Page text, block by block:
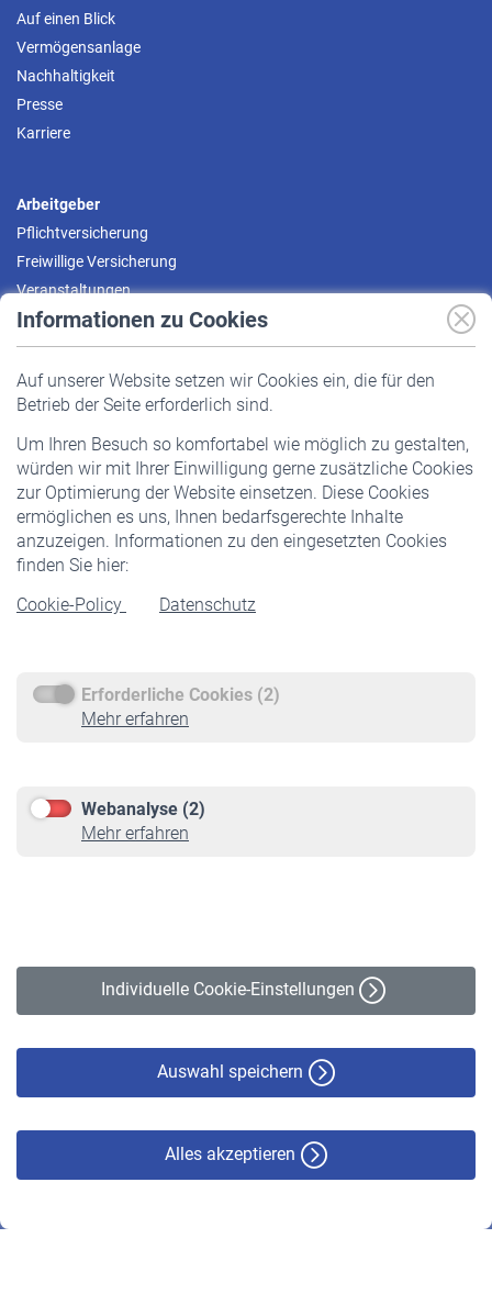
Informationen zu Cookies
Auf unserer Website setzen wir Cookies ein, die für den
Betrieb der Seite erforderlich sind.
Um Ihren Besuch so komfortabel wie möglich zu gestalten,
würden wir mit Ihrer Einwilligung gerne zusätzliche Cookies
zur Optimierung der Website einsetzen. Diese Cookies
ermöglichen es uns, Ihnen bedarfsgerechte Inhalte
anzuzeigen. Informationen zu den eingesetzten Cookies
finden Sie hier:
Cookie-Policy
Datenschutz
Erforderliche Cookies (2)
Mehr erfahren
Webanalyse (2)
Mehr erfahren
Individuelle Cookie-Einstellungen
Auswahl speichern
Alles akzeptieren
Auf einen Blick
Vermögensanlage
Nachhaltigkeit
Presse
Karriere
Arbeitgeber
Pflichtversicherung
Freiwillige Versicherung
Veranstaltungen
Pflichtversicherung
Staatliche Förderung
Veranstaltungen
Rentner
Rentenbeginn
Rente beantragen
Service
Informationen
Online-Rechner
VBLnewsletter
Erklärung zur Barrierefreiheit
© VBL 2026